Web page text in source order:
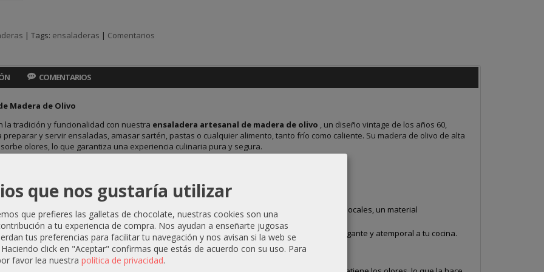
| Tags: ensaladeras | Comentarios
COMENTARIOS
Madera de Olivo
la tradición y funcionalidad con nuestra ensaladera artesanal de madera de olivo , un diseño vintage de los años 60,
preparar y servir ensaladas, amasar sartén, pastas o cualquier alimento, tanto frío como caliente. Su madera de olivo de alta
olores, lo que garantiza una experiencia culinaria pura y segura.
aproximadas
: Ideal para alimentos fríos o calientes, sin alterar su sabor o aroma.
: Hecha a mano en España con madera de olivo proveniente de podas o cambios de cultivos locales, un material
duradero y resistente.
: La belleza natural de la madera de olivo, con su veteado y textura, aporta un toque elegante y atemporal a tu cocina.
que nos gustaría utilizar
que prefieres las galletas de chocolate, nuestras cookies son una
a tu experiencia de compra. Nos ayudan a enseñarte jugosas
tus preferencias para facilitar tu navegación y nos avisan si la web se
click en "Aceptar" confirmas que estás de acuerdo con su uso. Para
favor lea nuestra política de privacidad.